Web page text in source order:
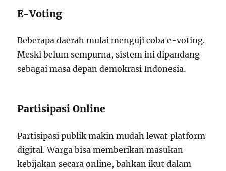
E-Voting
Beberapa daerah mulai menguji coba e-voting.
Meski belum sempurna, sistem ini dipandang
sebagai masa depan demokrasi Indonesia.
Partisipasi Online
Partisipasi publik makin mudah lewat platform
digital. Warga bisa memberikan masukan
kebijakan secara online, bahkan ikut dalam